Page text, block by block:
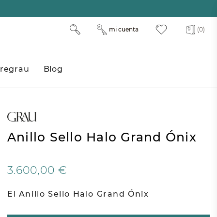
(0)
mi cuenta
Blog
Anillo Sello Halo Grand Ónix
3.600,00 €
El Anillo Sello Halo Grand Ónix